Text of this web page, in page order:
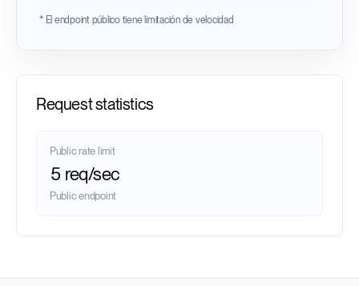
* El endpoint público tiene limitación de velocidad
Request statistics
Public rate limit
5 req/sec
Public endpoint